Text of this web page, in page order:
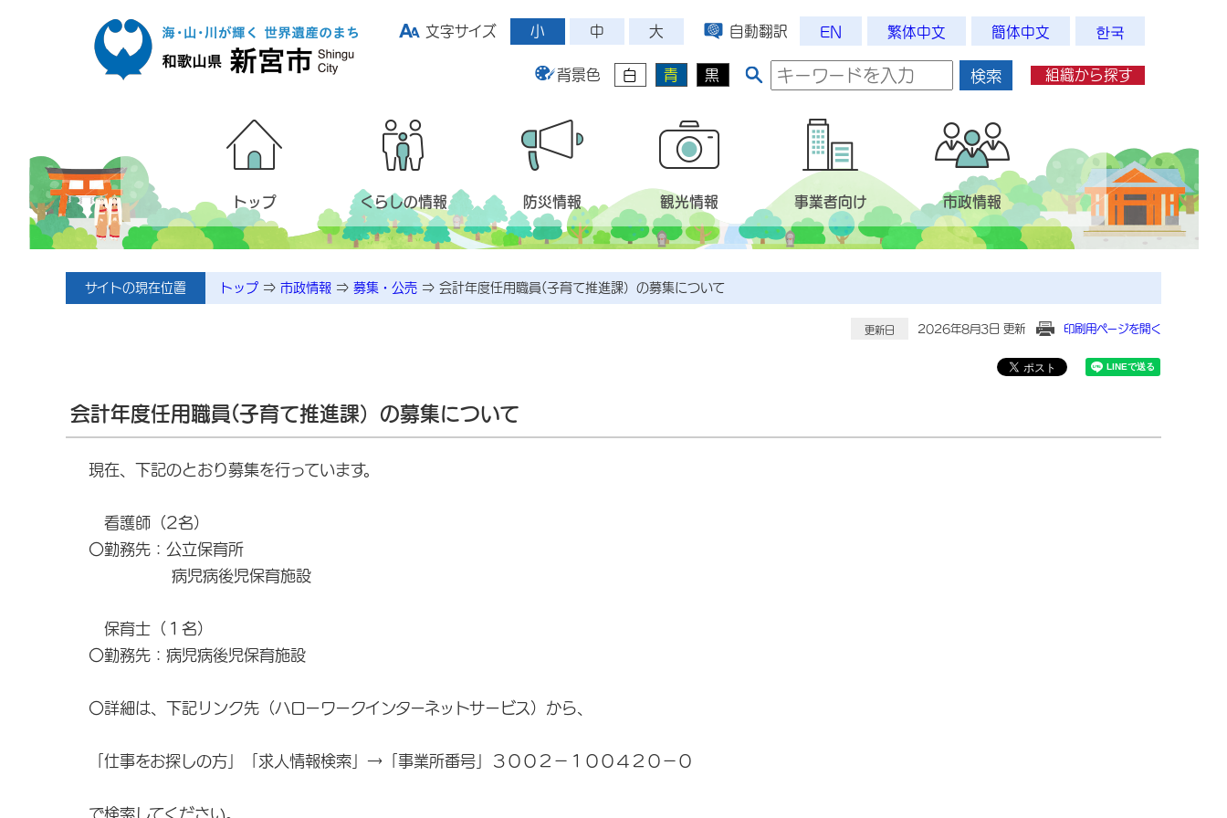
文字サイズ
小 中 大 自動翻訳 EN 繁体中文 簡体中文 한국
背景色 白 青 黒 検索 組織から探す
トップ くらしの情報 防災情報 観光情報 事業者向け 市政情報
サイトの現在位置 トップ ⇒ 市政情報 ⇒ 募集・公売 ⇒ 会計年度任用職員(子育て推進課）の募集について
更新日 2026年8月3日 更新 印刷用ページを開く
会計年度任用職員(子育て推進課）の募集について
現在、下記のとおり募集を行っています。
看護師（2名）
〇勤務先：公立保育所
病児病後児保育施設
保育士（１名）
〇勤務先：病児病後児保育施設
〇詳細は、下記リンク先（ハローワークインターネットサービス）から、
「仕事をお探しの方」「求人情報検索」→「事業所番号」３００２－１００４２０－０
で検索してください。